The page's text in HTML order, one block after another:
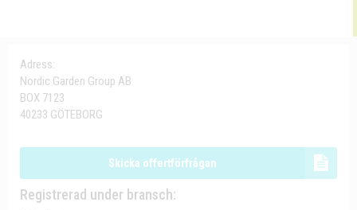
Adress:
Nordic Garden Group AB
BOX 7123
40233 GÖTEBORG
Skicka offertförfrågan
Registrerad under bransch: